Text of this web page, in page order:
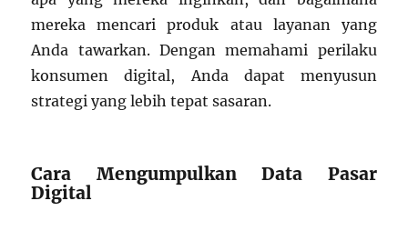
mereka mencari produk atau layanan yang
Anda tawarkan. Dengan memahami perilaku
konsumen digital, Anda dapat menyusun
strategi yang lebih tepat sasaran.
Cara Mengumpulkan Data Pasar
Digital